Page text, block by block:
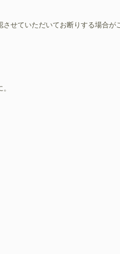
せていただいてお断りする場合が